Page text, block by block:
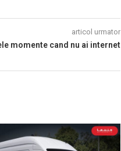
articol urmator
momente cand nu ai internet